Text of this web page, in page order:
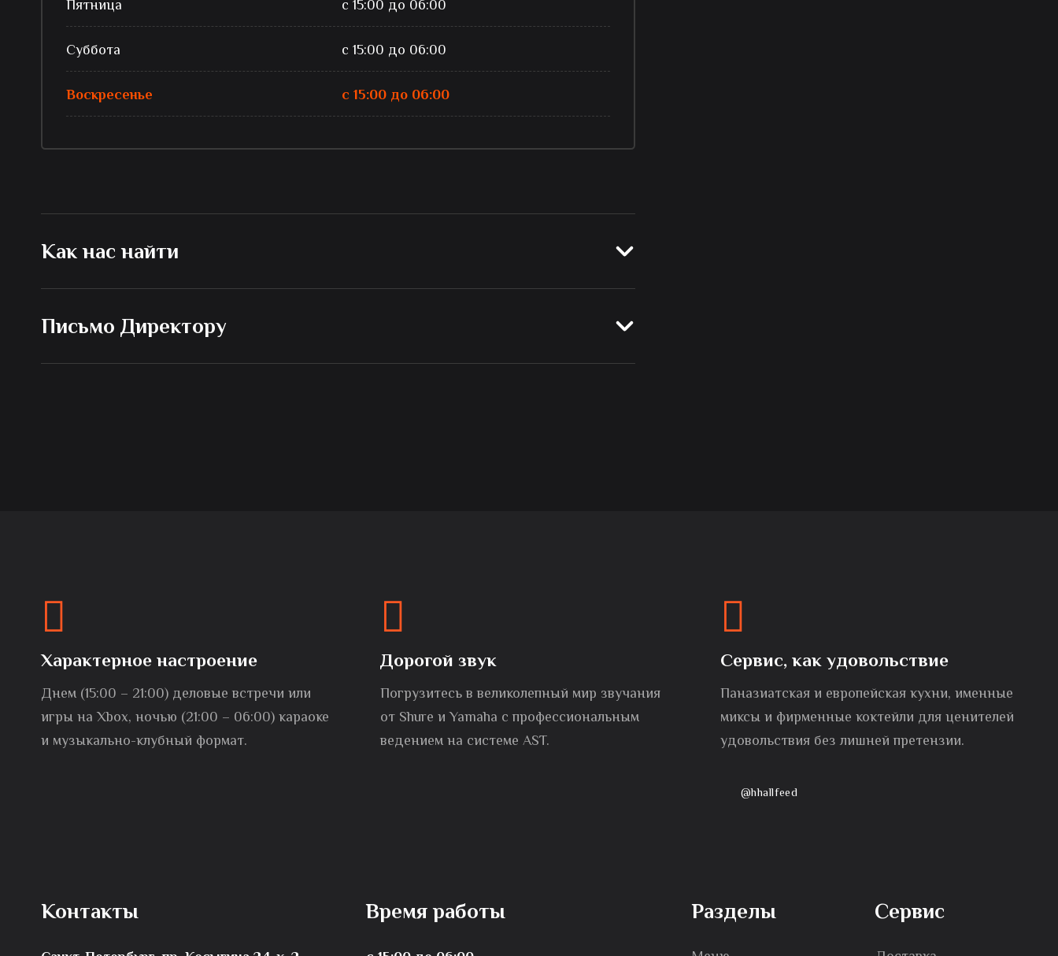
Пятница с 15:00 до 06:00
Суббота с 15:00 до 06:00
Воскресенье с 15:00 до 06:00
Как нас найти
Письмо Директору
Характерное настроение
Днем (15:00 – 21:00) деловые встречи или
игры на Xbox, ночью (21:00 – 06:00) караоке
и музыкально-клубный формат.
Дорогой звук
Погрузитесь в великолепный мир звучания
от Shure и Yamaha с профессиональным
ведением на системе AST.
Сервис, как удовольствие
Паназиатская и европейская кухни, именные
миксы и фирменные коктейли для ценителей
удовольствия без лишней претензии.
@hhallfeed
Контакты Время работы Разделы Сервис